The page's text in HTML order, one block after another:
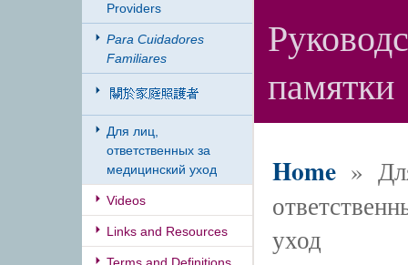
Providers
Para Cuidadores
Familiares
Для лиц,
ответственных за
медицинский уход
Videos
Links and Resources
памятки
Home »
уход